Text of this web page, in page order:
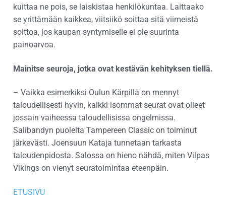
kuittaa ne pois, se laiskistaa henkilökuntaa. Laittaako
se yrittämään kaikkea, viitsiikö soittaa sitä viimeistä
soittoa, jos kaupan syntymiselle ei ole suurinta
painoarvoa.
Mainitse seuroja, jotka ovat kestävän kehityksen tiellä.
– Vaikka esimerkiksi Oulun Kärpillä on mennyt
taloudellisesti hyvin, kaikki isommat seurat ovat olleet
jossain vaiheessa taloudellisissa ongelmissa.
Salibandyn puolelta Tampereen Classic on toiminut
järkevästi. Joensuun Kataja tunnetaan tarkasta
taloudenpidosta. Salossa on hieno nähdä, miten Vilpas
Vikings on vienyt seuratoimintaa eteenpäin.
ETUSIVU